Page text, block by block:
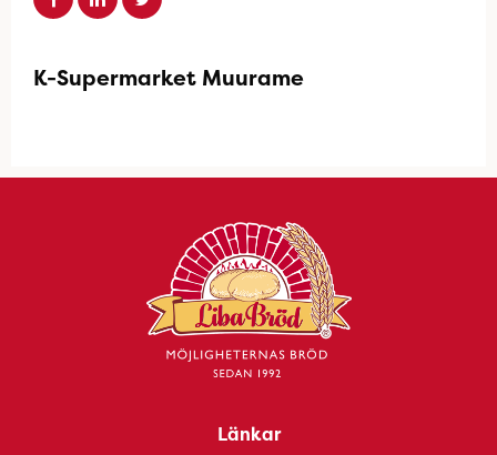
K-Supermarket Muurame
Länkar